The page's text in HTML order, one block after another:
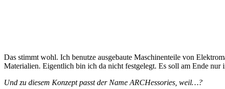
Das stimmt wohl. Ich benutze ausgebaute Maschinenteile von
Materialien. Eigentlich bin ich da nicht festgelegt. Es soll am Ende
Und zu diesem Konzept passt der Name ARCHessories, weil…?